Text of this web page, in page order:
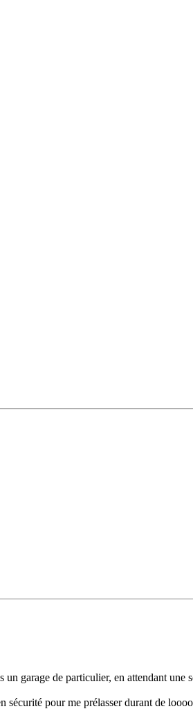
garage de particulier, en attendant
pour me prélasser durant de